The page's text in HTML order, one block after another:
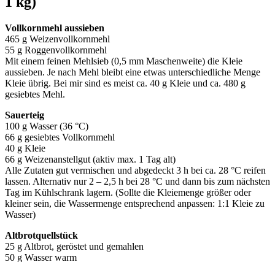
Vollkornmehl aussieben
465 g Weizenvollkornmehl
55 g Roggenvollkornmehl
Mit einem feinen Mehlsieb (0,5 mm Maschenweite) die Kleie
aussieben. Je nach Mehl bleibt eine etwas unterschiedliche Menge
Kleie übrig. Bei mir sind es meist ca. 40 g Kleie und ca. 480 g
gesiebtes Mehl.
Sauerteig
100 g Wasser (36 °C)
66 g gesiebtes Vollkornmehl
40 g Kleie
66 g Weizenanstellgut (aktiv max. 1 Tag alt)
Alle Zutaten gut vermischen und abgedeckt 3 h bei ca. 28 °C reifen
lassen. Alternativ nur 2 – 2,5 h bei 28 °C und dann bis zum nächsten
Tag im Kühlschrank lagern. (Sollte die Kleiemenge größer oder
kleiner sein, die Wassermenge entsprechend anpassen: 1:1 Kleie zu
Wasser)
Altbrotquellstück
25 g Altbrot, geröstet und gemahlen
50 g Wasser warm